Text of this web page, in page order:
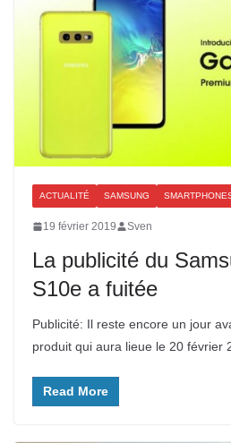
ACTUALITÉ SAMSUNG
19 février 2019 Sven
La publicité du
S10e a fuitée
Publicité: Il reste encore un jour
produit qui aura lieue le 20 février
Read More